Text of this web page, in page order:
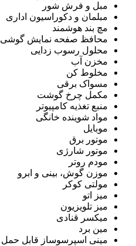
مبل و فرش شور
مبلمان و دکوراسیون اداری
مچ بند هوشمند
محافظ صفحه نمایش گوشی
محلول رسوب زدایی
مخزن آب
مخلوط کن
مسواک برقی
مکمل چرخ گوشت
منبع تغذیه کامپیوتر
مواد شوینده خانگی
موبایل
موتور برق
موتور شارژی
مودم روتر
موزن گوش، بینی و ابرو
مولتی کوکر
میز اتو
میز تلویزیون
میکسر قنادی
مین برد
مینی اسپرسوساز قابل حمل